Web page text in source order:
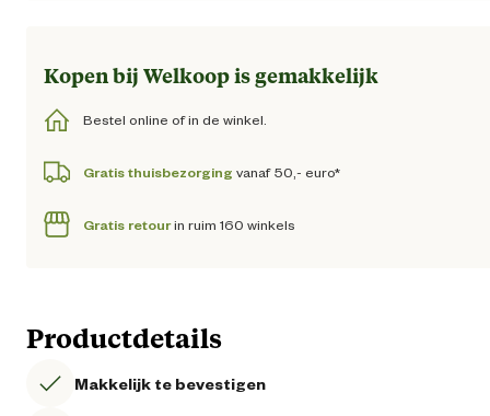
Kopen bij Welkoop is gemakkelijk
Bestel online of in de winkel.
Gratis thuisbezorging vanaf 50,- euro*
Gratis retourin ruim 160 winkels
Productdetails
Makkelijk te bevestigen